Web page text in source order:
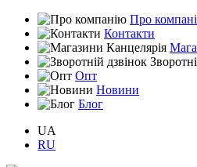
Про
Контакти
Опт
Новини
Блог
UA
RU